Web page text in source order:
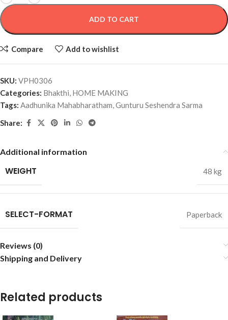
ADD TO CART
Compare Add to wishlist
SKU: VPH0306
Categories: Bhakthi, HOME MAKING
Tags: Aadhunika Mahabharatham,Gunturu Seshendra Sarma
Share:
Additional information
WEIGHT 48 kg
SELECT-FORMAT Paperback
Reviews (0)
Shipping and Delivery
Related products